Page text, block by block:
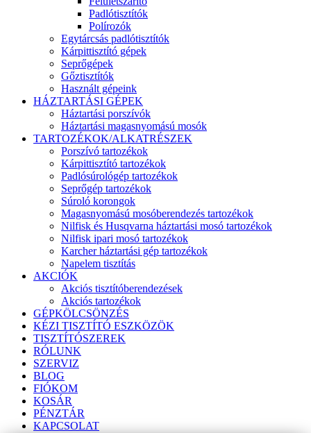
Padlótisztítók
Polírozók
Egytárcsás padlótisztítók
Kárpittisztító gépek
Seprőgépek
Gőztisztítók
Használt gépeink
HÁZTARTÁSI GÉPEK
Háztartási porszívók
Háztartási magasnyomású mosók
TARTOZÉKOK/ALKATRÉSZEK
Porszívó tartozékok
Kárpittisztító tartozékok
Padlósúrológép tartozékok
Seprőgép tartozékok
Súroló korongok
Magasnyomású mosóberendezés tartozékok
Nilfisk és Husqvarna háztartási mosó tartozékok
Nilfisk ipari mosó tartozékok
Karcher háztartási gép tartozékok
Napelem tisztítás
AKCIÓK
Akciós tisztítóberendezések
Akciós tartozékok
GÉPKÖLCSÖNZÉS
KÉZI TISZTÍTÓ ESZKÖZÖK
TISZTÍTÓSZEREK
RÓLUNK
SZERVIZ
BLOG
FIÓKOM
KOSÁR
PÉNZTÁR
KAPCSOLAT